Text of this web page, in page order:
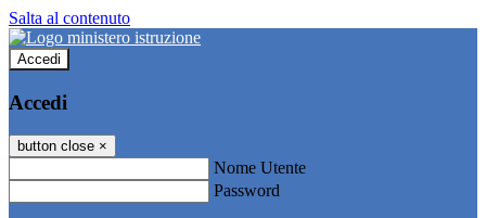
Salta al contenuto
Accedi
Accedi
button close ×
Nome Utente
Password